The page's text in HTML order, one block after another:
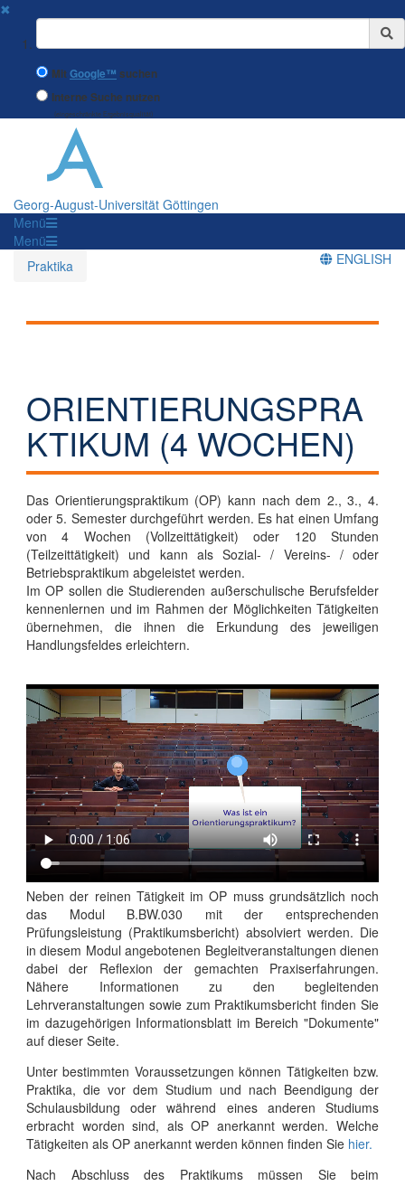
✖
Suchbegriff
MitGoogle™ suchen
Interne Suche nutzen
(eingeschränkte Ergebnisqualität)
Georg-August-Universität Göttingen
Menü
Menü
Praktika
ENGLISH
ORIENTIERUNGSPRA
KTIKUM (4 WOCHEN)
Das Orientierungspraktikum (OP) kann nach dem 2., 3., 4.
oder 5. Semester durchgeführt werden. Es hat einen Umfang
von 4 Wochen (Vollzeittätigkeit) oder 120 Stunden
(Teilzeittätigkeit) und kann als Sozial- / Vereins- / oder
Betriebspraktikum abgeleistet werden.
Im OP sollen die Studierenden außerschulische Berufsfelder
kennenlernen und im Rahmen der Möglichkeiten Tätigkeiten
übernehmen, die ihnen die Erkundung des jeweiligen
Handlungsfeldes erleichtern.
Neben der reinen Tätigkeit im OP muss grundsätzlich noch
das Modul B.BW.030 mit der entsprechenden
Prüfungsleistung (Praktikumsbericht) absolviert werden. Die
in diesem Modul angebotenen Begleitveranstaltungen dienen
dabei der Reflexion der gemachten Praxiserfahrungen.
Nähere Informationen zu den begleitenden
Lehrveranstaltungen sowie zum Praktikumsbericht finden Sie
im dazugehörigen Informationsblatt im Bereich "Dokumente"
auf dieser Seite.
Unter bestimmten Voraussetzungen können Tätigkeiten bzw.
Praktika, die vor dem Studium und nach Beendigung der
Schulausbildung oder während eines anderen Studiums
erbracht worden sind, als OP anerkannt werden. Welche
Tätigkeiten als OP anerkannt werden können finden Sie hier.
Nach Abschluss des Praktikums müssen Sie beim